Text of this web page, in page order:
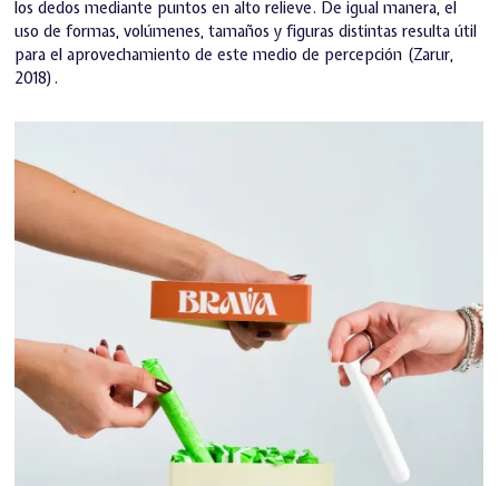
los dedos mediante puntos en alto relieve. De igual manera, el
uso de formas, volúmenes, tamaños y figuras distintas resulta útil
para el aprovechamiento de este medio de percepción (Zarur,
2018).